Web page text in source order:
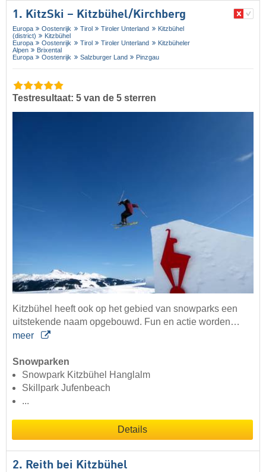
1. KitzSki – Kitzbühel/​Kirchberg
Europa Oostenrijk Tirol Tiroler Unterland
Kitzbühel
(district)
Kitzbühel
Europa
Oostenrijk Tirol Tiroler Unterland
Kitzbüheler
Alpen
Brixental
Europa
Oostenrijk Salzburger Land Pinzgau
Testresultaat: 5 van de 5 sterren
Kitzbühel heeft ook op het gebied van snowparks een
uitstekende naam opgebouwd. Fun en actie worden…
meer
Snowparken
Snowpark Kitzbühel Hanglalm
Skillpark Jufenbeach
...
Details
2. Reith bei Kitzbühel